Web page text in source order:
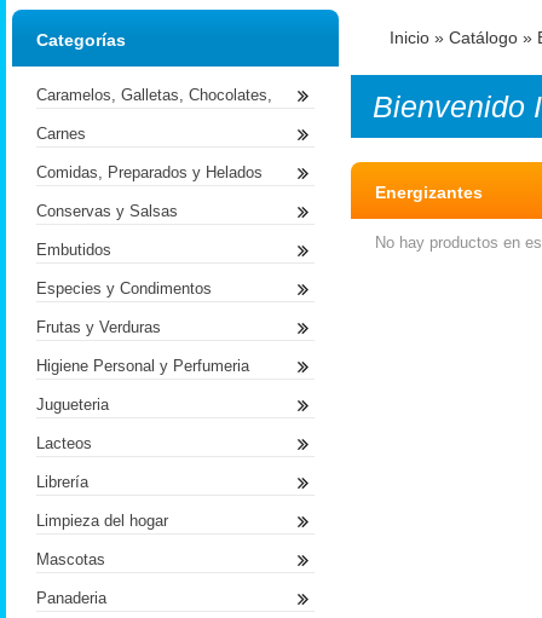
Inicio » Catálogo »
Bienvenido
Energizantes
No hay productos en
Categorías
Caramelos, Galletas, Chocolates,
Carnes
Comidas, Preparados y Helados
Conservas y Salsas
Embutidos
Especies y Condimentos
Frutas y Verduras
Higiene Personal y Perfumeria
Jugueteria
Lacteos
Librería
Limpieza del hogar
Mascotas
Panaderia